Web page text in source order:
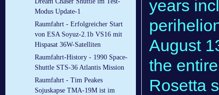
Modus Update-1
Raumfahrt - Erfolgreicher Start
von ESA Soyuz-2.1b VS16 mit
Hispasat 36W-Satelliten
Raumfahrt-History - 1990 Space-
Shuttle STS-36 Atlantis Mission
Raumfahrt - Tim Peakes
Sojuskapse TMA-19M ist im
years
August
the
Rosetta